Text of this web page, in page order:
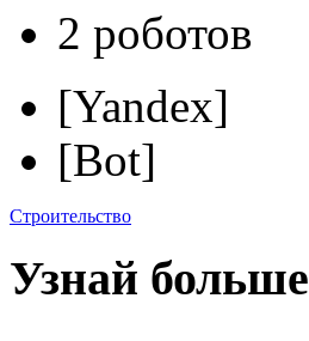
2 роботов
[Yandex]
[Bot]
Строительство
Узнай больше